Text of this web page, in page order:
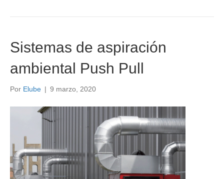
Sistemas de aspiración
ambiental Push Pull
Por Elube | 9 marzo, 2020